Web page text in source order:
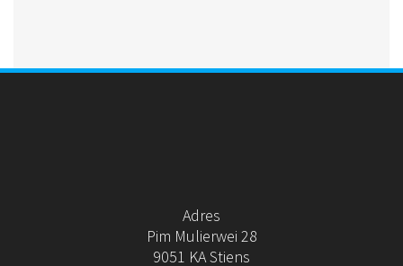
Adres
Pim Mulierwei 28
9051 KA Stiens